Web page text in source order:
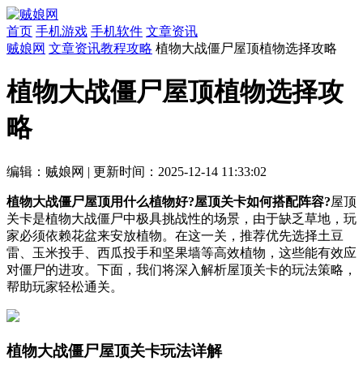
首页 手机游戏 手机软件 文章资讯
贼娘网 文章资讯教程攻略 植物大战僵尸屋顶植物选择攻略
植物大战僵尸屋顶植物选择攻
略
编辑：贼娘网 | 更新时间：2025-12-14 11:33:02
植物大战僵尸屋顶用什么植物好?屋顶关卡如何搭配阵容?屋顶
关卡是植物大战僵尸中极具挑战性的场景，由于缺乏草地，玩
家必须依赖花盆来安放植物。在这一关，推荐优先选择土豆
雷、玉米投手、西瓜投手和坚果墙等高效植物，这些能有效应
对僵尸的进攻。下面，我们将深入解析屋顶关卡的玩法策略，
帮助玩家轻松通关。
植物大战僵尸屋顶关卡玩法详解